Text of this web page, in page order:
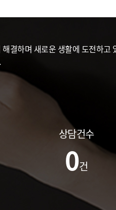
결하며 새로운 생활에 도전하
상담건수
0건